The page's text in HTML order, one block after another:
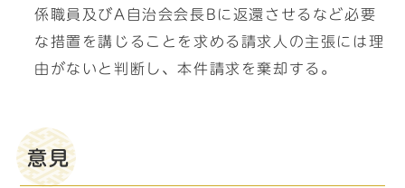
係職員及びA自治会会長Bに返還させるなど必要
な措置を講じることを求める請求人の主張には理
由がないと判断し、本件請求を棄却する。
意見